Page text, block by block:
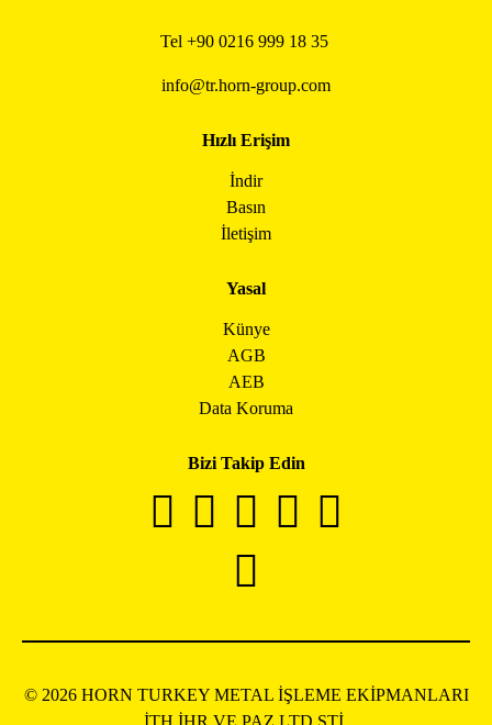
Tel +90 0216 999 18 35
info@tr.horn-group.com
Hızlı Erişim
İndir
Basın
İletişim
Yasal
Künye
AGB
AEB
Data Koruma
Bizi Takip Edin
© 2026 HORN TURKEY METAL İŞLEME EKİPMANLARI
İTH.İHR.VE PAZ.LTD.ŞTİ.